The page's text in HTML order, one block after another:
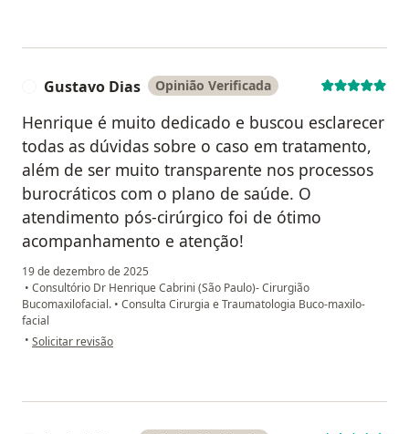
Gustavo Dias Opinião Verificada
Henrique é muito dedicado e buscou esclarecer
todas as dúvidas sobre o caso em tratamento,
além de ser muito transparente nos processos
burocráticos com o plano de saúde. O
atendimento pós-cirúrgico foi de ótimo
acompanhamento e atenção!
19 de dezembro de 2025
• Consultório Dr Henrique Cabrini (São Paulo)- Cirurgião
Bucomaxilofacial. • Consulta Cirurgia e Traumatologia Buco-maxilo-
facial
• na opinião do utilizador Gustavo Dias
Solicitar revisão